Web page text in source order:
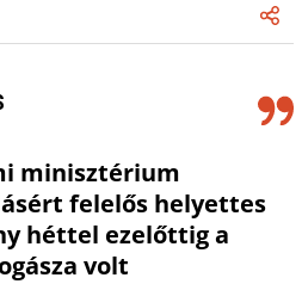
minisztérium
felelős helyettes
héttel ezelőttig a
volt